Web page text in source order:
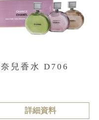
兒香水 D706
詳細資料